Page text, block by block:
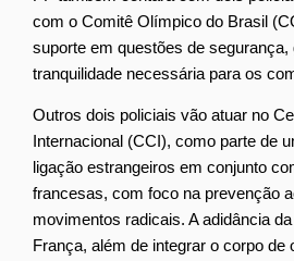
com o Comitê Olímpico do Brasil
suporte em questões de
tranquilidade necessária para os
Outros dois policiais vão atuar no
Internacional (CCI), como parte de
ligação estrangeiros em conjunto
francesas, com foco na prevenção
movimentos radicais. A adidância
França, além de integrar o corpo de